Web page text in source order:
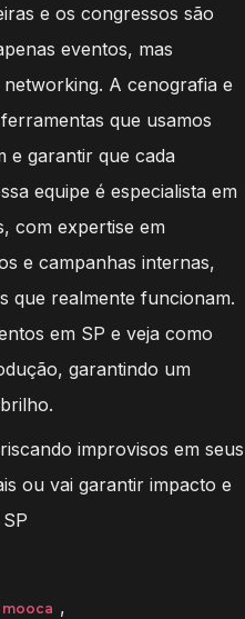
e os congressos são
eventos, mas
A cenografia e
que usamos
e garantir que cada
equipe é especialista em
com expertise em
e campanhas internas,
que realmente funcionam.
em SP e veja como
garantindo um
improvisos em seus
ou vai garantir impacto e
,